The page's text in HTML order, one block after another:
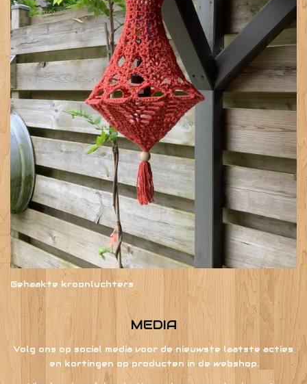
Gehaakte kroonluchters
MEDIA
Volg ons op social media voor de nieuwste laatste acties
en kortingen op producten in de webshop.